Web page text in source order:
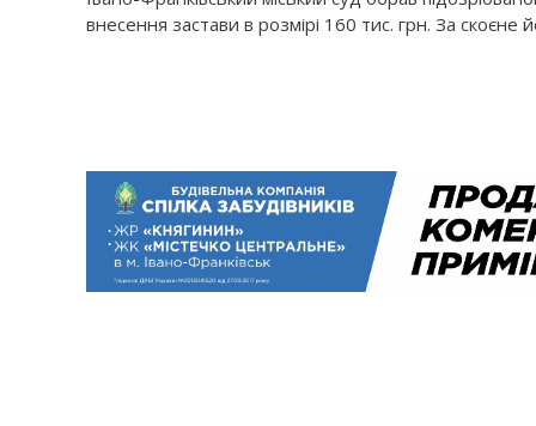
внесення застави в розмірі 160 тис. грн. За